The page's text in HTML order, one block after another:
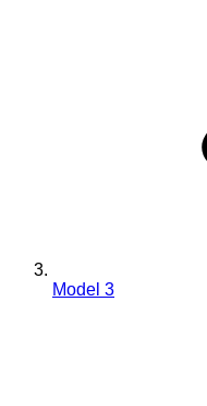
Model 3